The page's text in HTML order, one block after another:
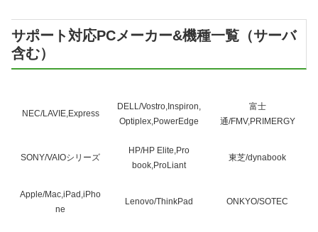
サポート対応PCメーカー&機種一覧（サーバ
含む）
NEC/LAVIE,Express
DELL/Vostro,Inspiron,
Optiplex,PowerEdge
富士
通/FMV,PRIMERGY
SONY/VAIOシリーズ
HP/HP Elite,Pro
book,ProLiant
東芝/dynabook
Apple/Mac,iPad,iPho
ne
Lenovo/ThinkPad ONKYO/SOTEC